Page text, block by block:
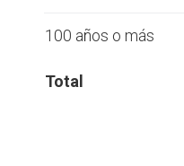
100 años o más
Total